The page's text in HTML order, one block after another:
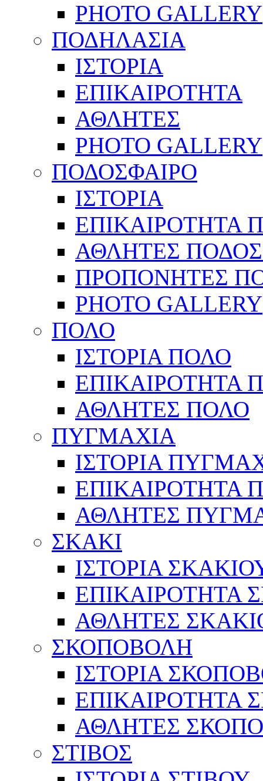
PHOTO GALLERY
ΠΟΔΗΛΑΣΙΑ
ΙΣΤΟΡΙΑ
ΕΠΙΚΑΙΡΟΤΗΤΑ
ΑΘΛΗΤΕΣ
PHOTO GALLERY
ΠΟΔΟΣΦΑΙΡΟ
ΙΣΤΟΡΙΑ
ΕΠΙΚΑΙΡΟΤΗΤΑ
ΑΘΛΗΤΕΣ
ΠΡΟΠΟΝΗΤΕΣ
PHOTO GALLERY
ΠΟΛΟ
ΙΣΤΟΡΙΑ ΠΟΛΟ
ΕΠΙΚΑΙΡΟΤΗΤΑ
ΑΘΛΗΤΕΣ ΠΟΛΟ
ΠΥΓΜΑΧΙΑ
ΙΣΤΟΡΙΑ
ΕΠΙΚΑΙΡΟΤΗΤΑ
ΑΘΛΗΤΕΣ
ΣΚΑΚΙ
ΙΣΤΟΡΙΑ
ΕΠΙΚΑΙΡΟΤΗΤΑ
ΑΘΛΗΤΕΣ
ΣΚΟΠΟΒΟΛΗ
ΙΣΤΟΡΙΑ
ΕΠΙΚΑΙΡΟΤΗΤΑ
ΑΘΛΗΤΕΣ
ΣΤΙΒΟΣ